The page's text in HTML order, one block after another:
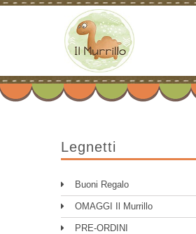
Legnetti
Buoni Regalo
OMAGGI Il Murrillo
PRE-ORDINI